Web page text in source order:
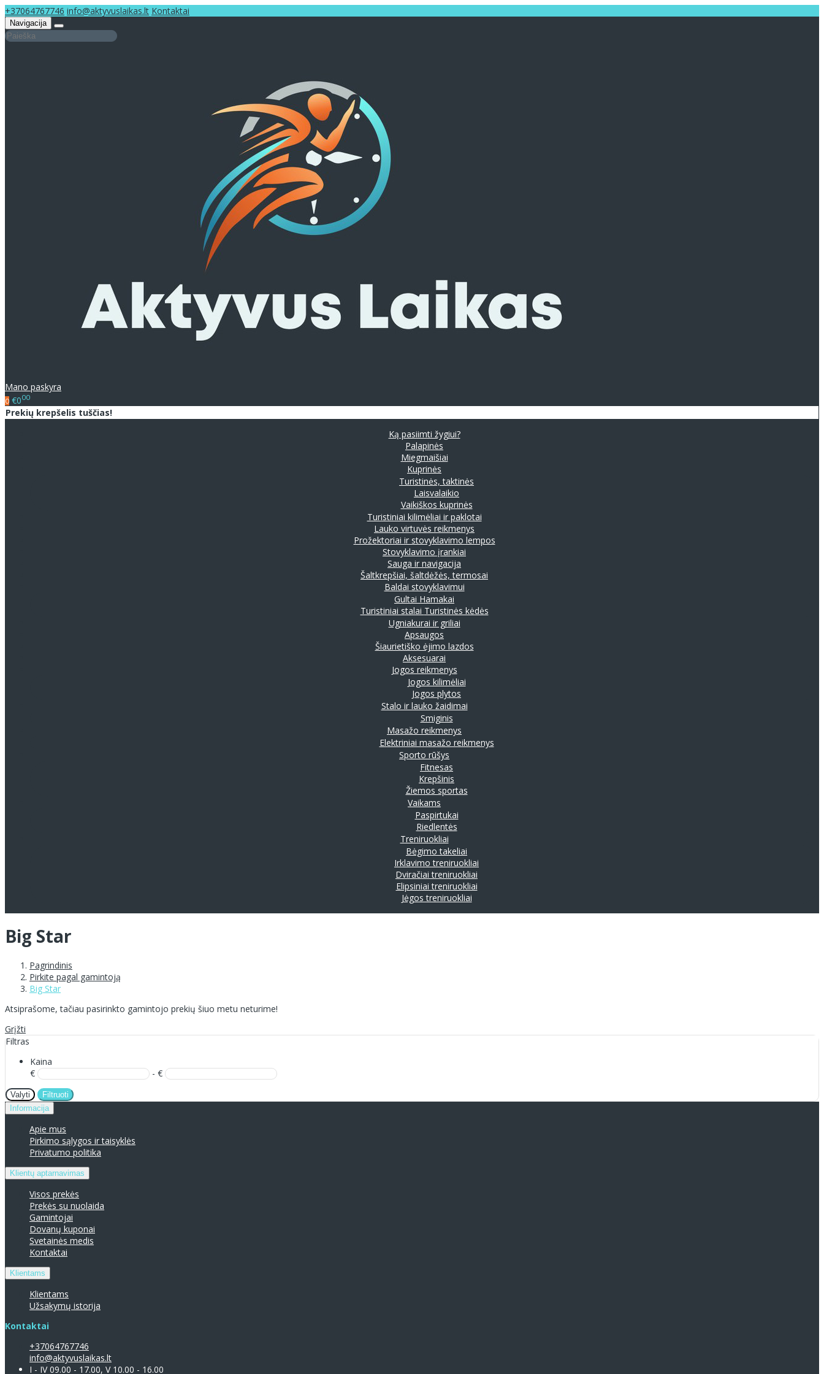
+37064767746 info@aktyvuslaikas.lt Kontaktai
Navigacija
Mano paskyra
0 €000
Prekių krepšelis tuščias!
Ką pasiimti žygiui?
Palapinės
Miegmaišiai
Kuprinės
Turistinės, taktinės
Laisvalaikio
Vaikiškos kuprinės
Turistiniai kilimėliai ir paklotai
Lauko virtuvės reikmenys
Prožektoriai ir stovyklavimo lempos
Stovyklavimo įrankiai
Sauga ir navigacija
Šaltkrepšiai, šaltdėžės, termosai
Baldai stovyklavimui
Gultai Hamakai
Turistiniai stalai Turistinės kėdės
Ugniakurai ir griliai
Apsaugos
Šiaurietiško ėjimo lazdos
Aksesuarai
Jogos reikmenys
Jogos kilimėliai
Jogos plytos
Stalo ir lauko žaidimai
Smiginis
Masažo reikmenys
Elektriniai masažo reikmenys
Sporto rūšys
Fitnesas
Krepšinis
Žiemos sportas
Vaikams
Paspirtukai
Riedlentės
Treniruokliai
Bėgimo takeliai
Irklavimo treniruokliai
Dviračiai treniruokliai
Elipsiniai treniruokliai
Jėgos treniruokliai
Big Star
Pagrindinis
Pirkite pagal gamintoją
Big Star
Atsiprašome, tačiau pasirinkto gamintojo prekių šiuo metu neturime!
Grįžti
Filtras
Kaina
€
- €
Valyti
Filtruoti
Informacija
Apie mus
Pirkimo sąlygos ir taisyklės
Privatumo politika
Klientų aptarnavimas
Visos prekės
Prekės su nuolaida
Gamintojai
Dovanų kuponai
Svetainės medis
Kontaktai
Klientams
Klientams
Užsakymų istorija
Kontaktai
+37064767746
info@aktyvuslaikas.lt
I - IV 09.00 - 17.00, V 10.00 - 16.00